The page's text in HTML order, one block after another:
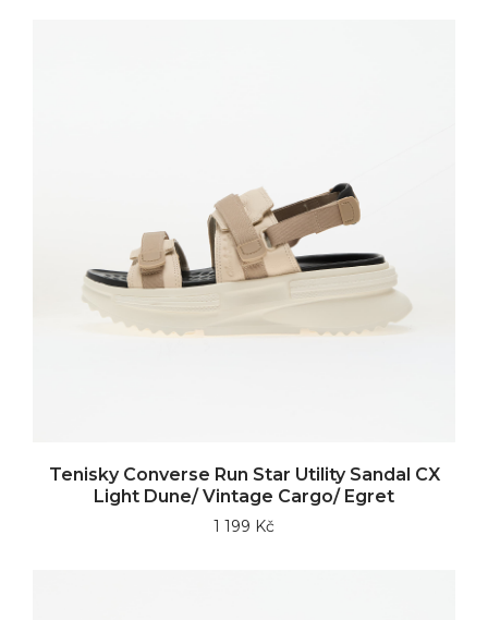
Tenisky Converse Run Star Utility Sandal CX
Light Dune/ Vintage Cargo/ Egret
1 199 Kč